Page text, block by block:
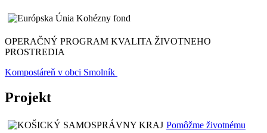
OPERAČNÝ PROGRAM KVALITA ŽIVOTNEHO
PROSTREDIA
Kompostáreň v obci Smolník
Projekt
Pomôžme životnému